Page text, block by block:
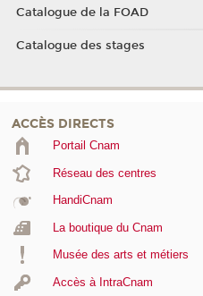
Catalogue de la FOAD
Catalogue des stages
ACCÈS DIRECTS
Portail Cnam
Réseau des centres
HandiCnam
La boutique du Cnam
Musée des arts et métiers
Accès à IntraCnam